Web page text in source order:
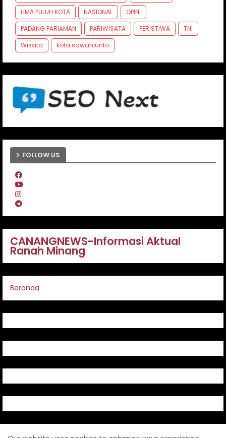
LIMA PULUH KOTA
NASIONAL
OPINI
PADANG PARIAMAN
PARIWISATA PERISTIWA
TNI
Wisata
kota sawahlunto
FOLLOW US
CANANGNEWS-Informasi Aktual
Ranah Minang
Beranda
Redaksi